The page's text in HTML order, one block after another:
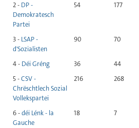
2 - DP -
Demokratesch
Partei
54 177
3 - LSAP -
d'Sozialisten
90 70
4 - Déi Gréng 36 44
5 -CSV -
Chrëschtlech Sozial
Vollekspartei
216 268
6 -déi Lénk - la
Gauche
18 7